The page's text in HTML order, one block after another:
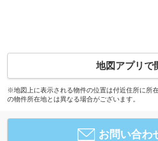
地図アプリで
※地図上に表示される物件の位置は付近住所に所
の物件所在地とは異なる場合がございます。
お問い合わ